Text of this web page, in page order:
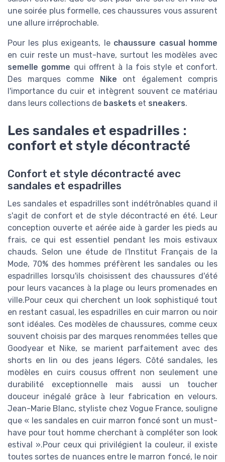
une soirée plus formelle, ces chaussures vous assurent
une allure irréprochable.
Pour les plus exigeants, le chaussure casual homme
en cuir reste un must-have, surtout les modèles avec
semelle gomme qui offrent à la fois style et confort.
Des marques comme
Nike ont également compris
l'importance du cuir et intègrent souvent ce matériau
dans leurs collections de baskets et sneakers.
Les sandales et espadrilles :
confort et style décontracté
Confort et style décontracté avec
sandales et espadrilles
Les sandales et espadrilles sont indétrônables quand il
s'agit de confort et de style décontracté en été. Leur
conception ouverte et aérée aide à garder les pieds au
frais, ce qui est essentiel pendant les mois estivaux
chauds. Selon une étude de l'Institut Français de la
Mode, 70% des hommes préfèrent les sandales ou les
espadrilles lorsqu'ils choisissent des chaussures d'été
pour leurs vacances à la plage ou leurs promenades en
ville.Pour ceux qui cherchent un look sophistiqué tout
en restant casual, les espadrilles en cuir marron ou noir
sont idéales. Ces modèles de chaussures, comme ceux
souvent choisis par des marques renommées telles que
Goodyear et Nike, se marient parfaitement avec des
shorts en lin ou des jeans légers. Côté sandales, les
modèles en cuirs cousus offrent non seulement une
durabilité exceptionnelle mais aussi un toucher
douceur inégalé grâce à leur fabrication en velours.
Jean-Marie Blanc, styliste chez Vogue France, souligne
que « les sandales en cuir marron foncé sont un must-
have pour tout homme cherchant à compléter son look
estival ».Pour ceux qui privilégient la couleur, il existe
toutes sortes de nuances entre le marron foncé, le noir